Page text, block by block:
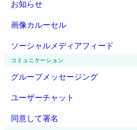
お知らせ
画像カルーセル
ソーシャルメディアフィード
コミュニケーション
グループメッセージング
ユーザーチャット
同意して署名